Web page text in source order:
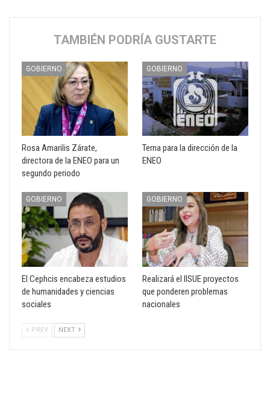
TAMBIÉN PODRÍA GUSTARTE
GOBIERNO
Rosa Amarilis Zárate,
directora de la ENEO para un
segundo periodo
GOBIERNO
Terna para la dirección de la
ENEO
GOBIERNO
El Cephcis encabeza estudios
de humanidades y ciencias
sociales
GOBIERNO
Realizará el IISUE proyectos
que ponderen problemas
nacionales
PREV NEXT